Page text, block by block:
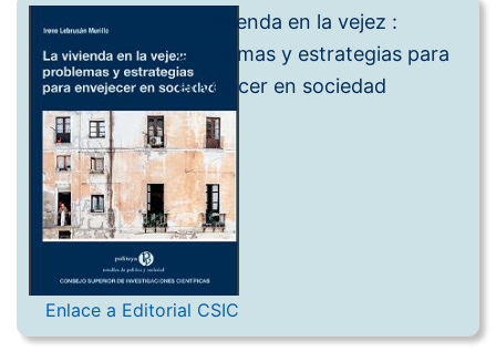
La vivienda en la vejez :
problemas y estrategias para
envejecer en sociedad
Enlace a Editorial CSIC